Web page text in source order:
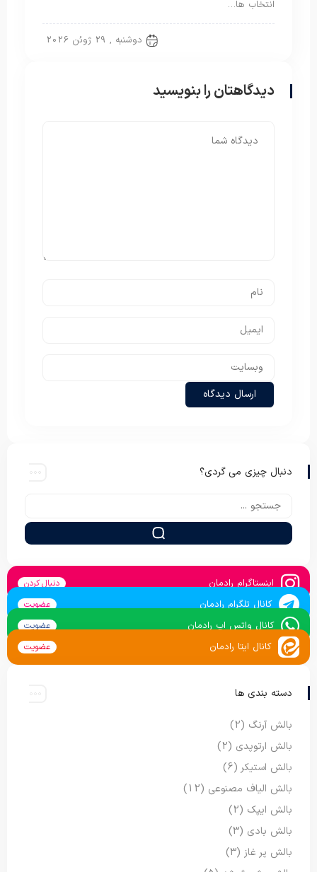
انتخاب ها…
دوشنبه , 29 ژوئن 2026
دیدگاهتان را بنویسید
دنبال چیزی می گردی؟
اینستاگرام رادمان دنبال کردن
کانال تلگرام رادمان عضویت
کانال واتس اپ رادمان عضویت
کانال ایتا رادمان عضویت
دسته بندی ها
بالش آرنگ (2)
بالش ارتوپدی (2)
بالش استیکر(6)
بالش الیاف مصنوعی (12)
بالش ایپک (2)
بالش بادی (3)
بالش پر غاز (3)